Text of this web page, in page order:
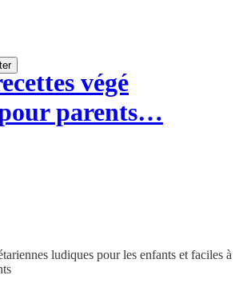
végé
parents…
ludiques pour les enfants et faciles à